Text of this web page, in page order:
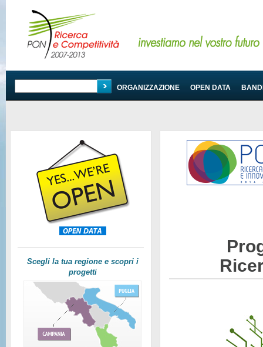
PROGRAMMA ORGANIZZAZIONE OPEN DATA
Scegli la tua regione e scopri i
progetti